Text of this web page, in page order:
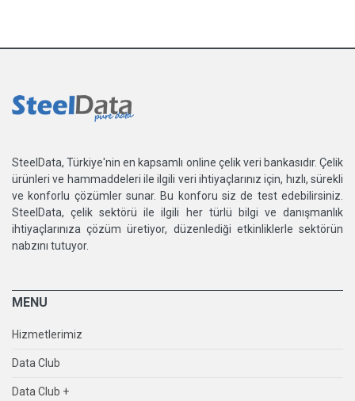
SteelData, Türkiye'nin en kapsamlı online çelik veri bankasıdır. Çelik
ürünleri ve hammaddeleri ile ilgili veri ihtiyaçlarınız için, hızlı, sürekli
ve konforlu çözümler sunar. Bu konforu siz de test edebilirsiniz.
SteelData, çelik sektörü ile ilgili her türlü bilgi ve danışmanlık
ihtiyaçlarınıza çözüm üretiyor, düzenlediği etkinliklerle sektörün
nabzını tutuyor.
MENU
Hizmetlerimiz
Data Club
Data Club +